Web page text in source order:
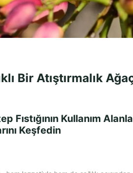
Bir Atıştırmalık
Fıstığının Kullanım
Keşfedin